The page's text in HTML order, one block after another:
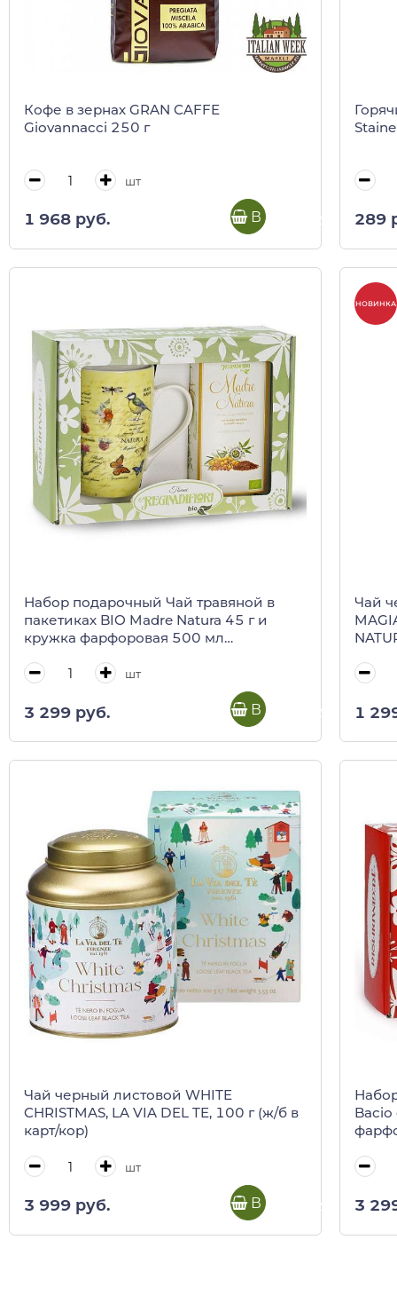
Кофе в зернах GRAN CAFFE
Giovannacci 250 г
шт
1 968 руб. В корзину 289
Набор подарочный Чай травяной в
пакетиках BIO Madre Natura 45 г и
кружка фарфоровая 500 мл
шт
3 299 руб. В корзину
НОВИНКА
Чай
1
Чай черный листовой WHITE
CHRISTMAS, LA VIA DEL TE, 100 г (ж/б в
карт/кор)
шт
3 999 руб. В корзину
Bacio
3